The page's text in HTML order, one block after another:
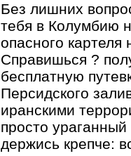
Без лишних
тебя в Колумбию
опасного картеля
Справишься ?
бесплатную
Персидского
иранскими
просто
держись крепче: